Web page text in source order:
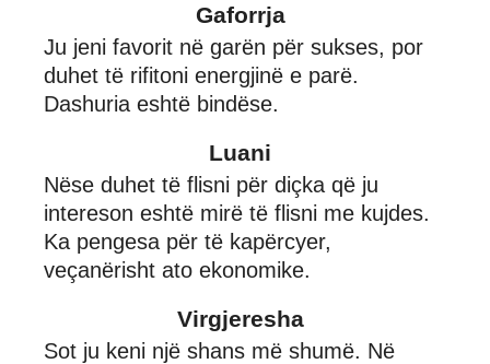
Gaforrja
Ju jeni favorit në garën për sukses, por
duhet të rifitoni energjinë e parë.
Dashuria eshtë bindëse.
Luani
Nëse duhet të flisni për diçka që ju
intereson eshtë mirë të flisni me kujdes.
Ka pengesa për të kapërcyer,
veçanërisht ato ekonomike.
Virgjeresha
Sot ju keni një shans më shumë. Në